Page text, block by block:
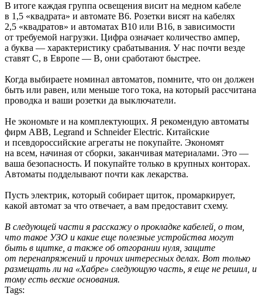
В итоге каждая группа освещения висит на медном кабеле
в 1,5 «квадрата» и автомате B6. Розетки висят на кабелях
2,5 «квадратов» и автоматах B10 или B16, в зависимости
от требуемой нагрузки. Цифра означает количество ампер,
а буква — характеристику срабатывания. У нас почти везде
ставят C, в Европе — B, они сработают быстрее.
Когда выбираете номинал автоматов, помните, что он должен
быть или равен, или меньше того тока, на который рассчитана
проводка и ваши розетки да выключатели.
Не экономьте и на комплектующих. Я рекомендую автоматы
фирм ABB, Legrand и Schneider Electric. Китайские
и псевдороссийские агрегаты не покупайте. Экономят
на всем, начиная от сборки, заканчивая материалами. Это —
ваша безопасность. И покупайте только в крупных конторах.
Автоматы подделывают почти как лекарства.
Пусть электрик, который собирает щиток, промаркирует,
какой автомат за что отвечает, а вам предоставит схему.
В следующей части я расскажу о прокладке кабелей, о том,
что такое УЗО и какие еще полезные устройства могут
быть в щитке, а также об отгорании нуля, защите
от перенапряжений и прочих интересных делах. Вот только
размещать ли на «Хабре» следующую часть, я еще не решил, и
тому есть веские основания.
Tags: